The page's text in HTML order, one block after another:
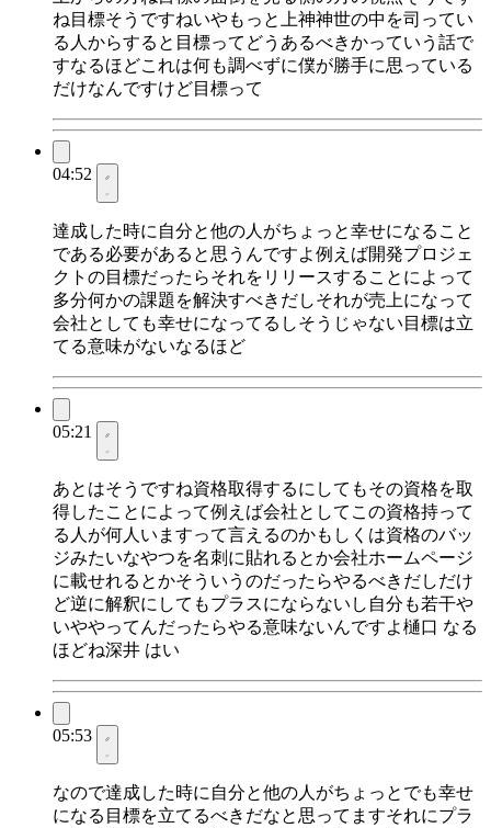
ね目標そうですねいやもっと上神神世の中を司ってい
る人からすると目標ってどうあるべきかっていう話で
すなるほどこれは何も調べずに僕が勝手に思っている
だけなんですけど目標って
04:52
達成した時に自分と他の人がちょっと幸せになること
である必要があると思うんですよ例えば開発プロジェ
クトの目標だったらそれをリリースすることによって
多分何かの課題を解決すべきだしそれが売上になって
会社としても幸せになってるしそうじゃない目標は立
てる意味がないなるほど
05:21
あとはそうですね資格取得するにしてもその資格を取
得したことによって例えば会社としてこの資格持って
る人が何人いますって言えるのかもしくは資格のバッ
ジみたいなやつを名刺に貼れるとか会社ホームページ
に載せれるとかそういうのだったらやるべきだしだけ
ど逆に解釈にしてもプラスにならないし自分も若干や
いややってんだったらやる意味ないんですよ樋口 なる
ほどね深井 はい
05:53
なので達成した時に自分と他の人がちょっとでも幸せ
になる目標を立てるべきだなと思ってますそれにプラ